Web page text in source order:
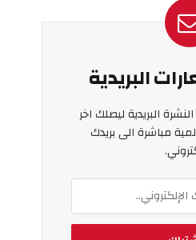
البريدية
البريدية ليصلك اخر
مباشرة الى بريدك